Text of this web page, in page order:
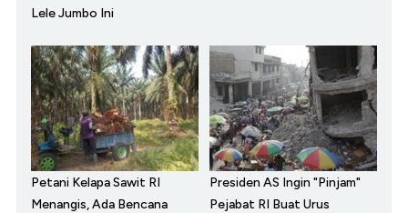
Lele Jumbo Ini
Petani Kelapa Sawit RI
Menangis, Ada Bencana
Presiden AS Ingin "Pinjam"
Pejabat RI Buat Urus